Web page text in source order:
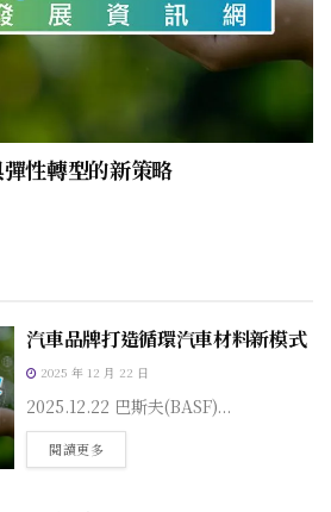
性轉型的新策略
汽車品牌打造循環汽車材料新模式
2025 年 12 月 22 日
2025.12.22 巴斯夫(BASF)...
閱讀更多